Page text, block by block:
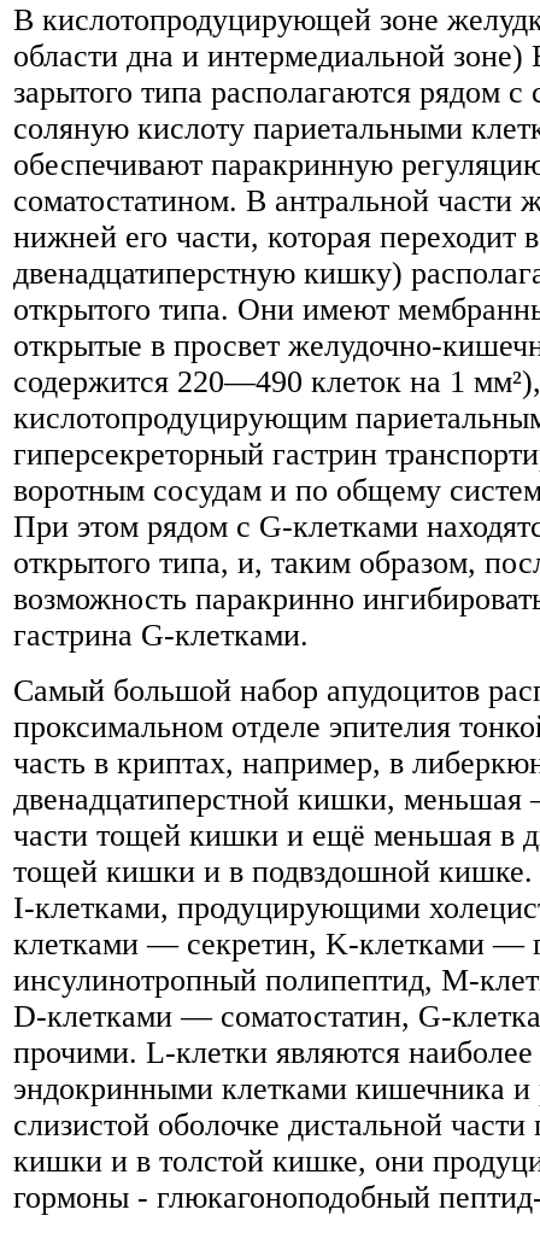
В кислотопродуцирующей зоне
области дна и интермедиальной
зарытого типа располагаются рядом
соляную кислоту париетальными
обеспечивают паракринную
соматостатином. В антральной части
нижней его части, которая переходит в
двенадцатиперстную кишку)
открытого типа. Они имеют
открытые в просвет желудочно-
содержится 220—490 клеток на 1
кислотопродуцирующим
гиперсекреторный гастрин
воротным сосудам и по общему
При этом рядом с G-клетками
открытого типа, и, таким образом,
возможность паракринно
гастрина G-клетками.
Самый большой набор апудоцитов
проксимальном отделе эпителия
часть в криптах, например, в
двенадцатиперстной кишки,
части тощей кишки и ещё меньшая в
тощей кишки и в подвздошной
I-клетками, продуцирующими
клетками — секретин, K-клетками —
инсулинотропный полипептид, M-
D-клетками — соматостатин, G-
прочими. L-клетки являются
эндокринными клетками кишечника и
слизистой оболочке дистальной
кишки и в толстой кишке, они
гормоны - глюкагоноподобный